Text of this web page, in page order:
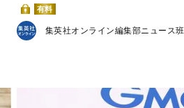
有料
集英社オンライン編集部ニュース班